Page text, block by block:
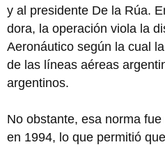
y al presidente De la Rúa.
dora, la operación viola la
Aeronáutico según la cual
de las líneas aéreas
argentinos.
No obstante, esa norma
en 1994, lo que permitió